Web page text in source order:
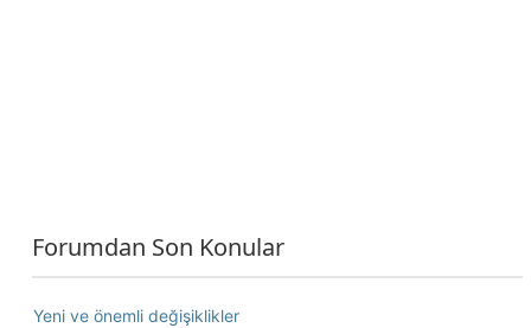
Forumdan Son Konular
Yeni ve önemli değişiklikler